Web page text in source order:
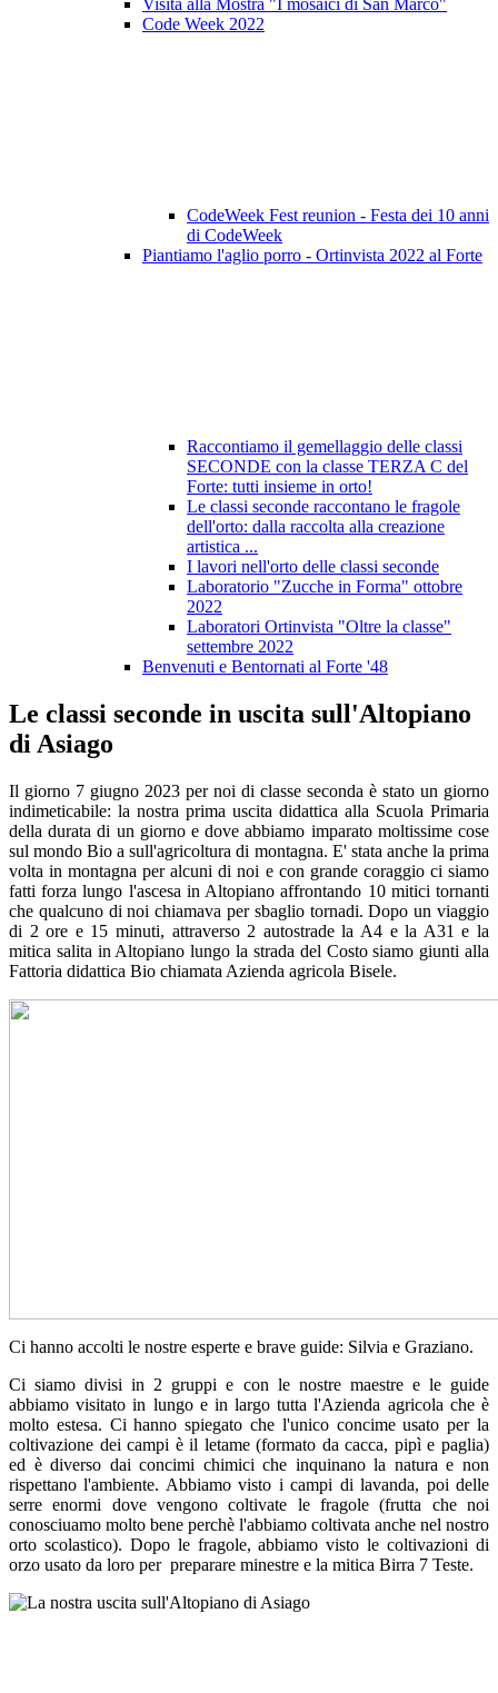
Visita alla Mostra "I mosaici di San Marco"
Code Week 2022
CodeWeek Fest reunion - Festa dei 10 anni
di CodeWeek
Piantiamo l'aglio porro - Ortinvista 2022 al Forte
Raccontiamo il gemellaggio delle classi
SECONDE con la classe TERZA C del
Forte: tutti insieme in orto!
Le classi seconde raccontano le fragole
dell'orto: dalla raccolta alla creazione
artistica ...
I lavori nell'orto delle classi seconde
Laboratorio "Zucche in Forma" ottobre
2022
Laboratori Ortinvista "Oltre la classe"
settembre 2022
Benvenuti e Bentornati al Forte '48
Le classi seconde in uscita sull'Altopiano
di Asiago
Il giorno 7 giugno 2023 per noi di classe seconda è stato un giorno
indimeticabile: la nostra prima uscita didattica alla Scuola Primaria
della durata di un giorno e dove abbiamo imparato moltissime cose
sul mondo Bio a sull'agricoltura di montagna. E' stata anche la prima
volta in montagna per alcuni di noi e con grande coraggio ci siamo
fatti forza lungo l'ascesa in Altopiano affrontando 10 mitici tornanti
che qualcuno di noi chiamava per sbaglio tornadi. Dopo un viaggio
di 2 ore e 15 minuti, attraverso 2 autostrade la A4 e la A31 e la
mitica salita in Altopiano lungo la strada del Costo siamo giunti alla
Fattoria didattica Bio chiamata Azienda agricola Bisele.
Ci hanno accolti le nostre esperte e brave guide: Silvia e Graziano.
Ci siamo divisi in 2 gruppi e con le nostre maestre e le guide
abbiamo visitato in lungo e in largo tutta l'Azienda agricola che è
molto estesa. Ci hanno spiegato che l'unico concime usato per la
coltivazione dei campi è il letame (formato da cacca, pipì e paglia)
ed è diverso dai concimi chimici che inquinano la natura e non
rispettano l'ambiente. Abbiamo visto i campi di lavanda, poi delle
serre enormi dove vengono coltivate le fragole (frutta che noi
conosciuamo molto bene perchè l'abbiamo coltivata anche nel nostro
orto scolastico). Dopo le fragole, abbiamo visto le coltivazioni di
orzo usato da loro per preparare minestre e la mitica Birra 7 Teste.